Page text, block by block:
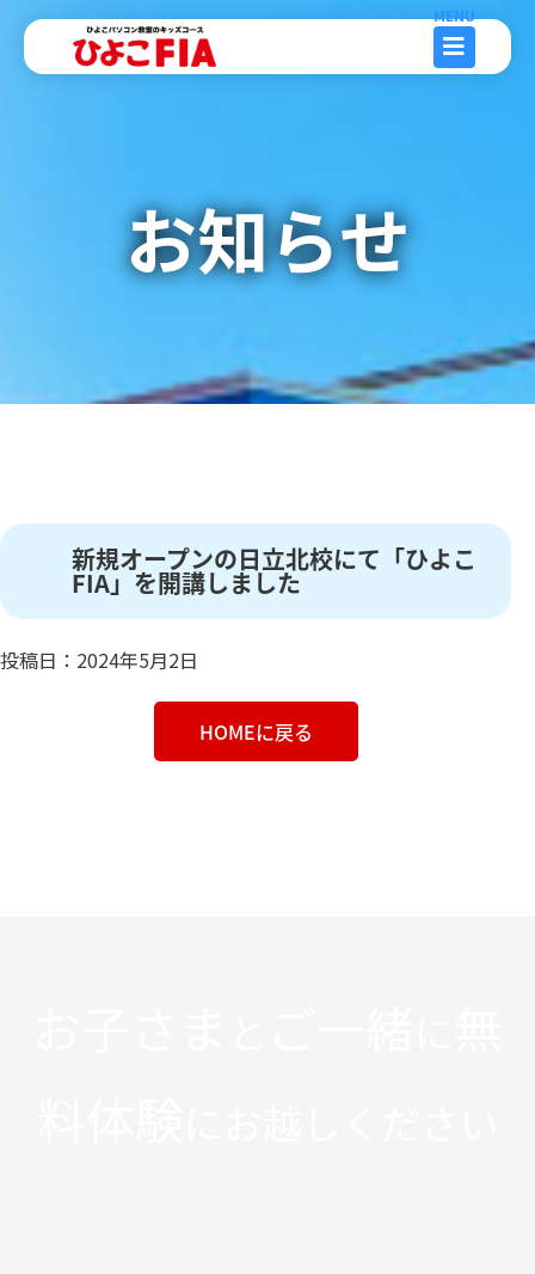
お知らせ
新規オープンの日立北校にて「ひよこ
FIA」を開講しました
投稿日：2024年5月2日
HOMEに戻る